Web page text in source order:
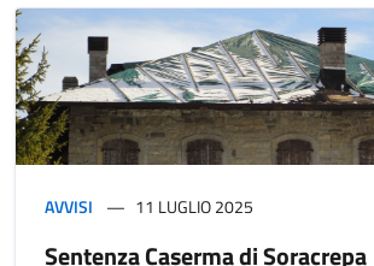
AVVISI 11 LUGLIO 2025
Sentenza Caserma di Soracrepa